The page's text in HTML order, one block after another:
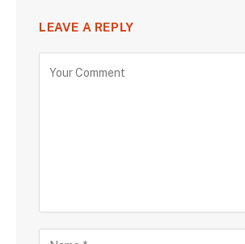
LEAVE A REPLY